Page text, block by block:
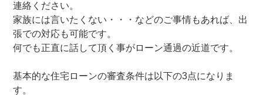
連絡ください。
家族には言いたくない・・・などのご事情もあれば、出
張での対応も可能です。
何でも正直に話して頂く事がローン通過の近道です。
基本的な住宅ローンの審査条件は以下の3点になりま
す。